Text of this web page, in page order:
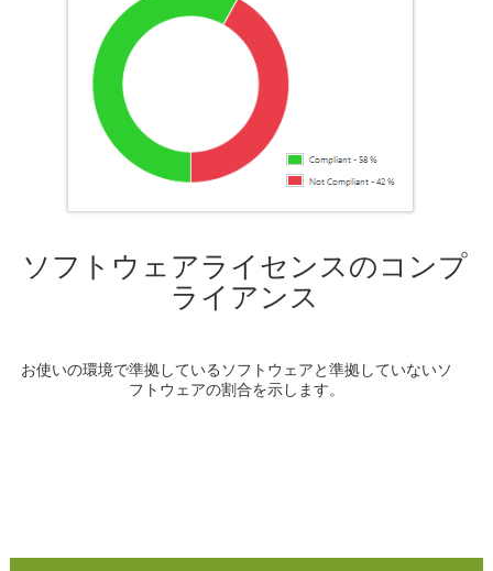
ソフトウェアライセンスのコンプ
ライアンス
お使いの環境で準拠しているソフトウェアと準拠していないソ
フトウェアの割合を示します。